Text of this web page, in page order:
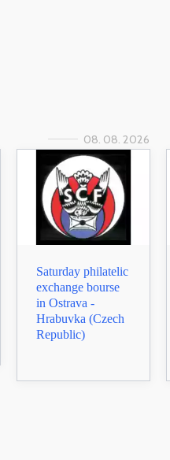
08. 08. 2026
Saturday philatelic
exchange bourse
in Ostrava -
Hrabuvka (Czech
Republic)